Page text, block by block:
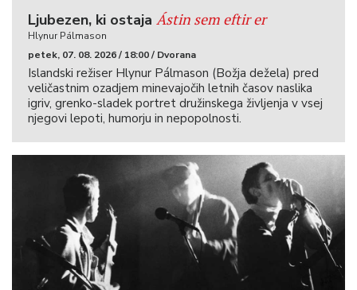
Ljubezen, ki ostaja Ástin sem eftir er
Hlynur Pálmason
petek, 07. 08. 2026 / 18:00 / Dvorana
Islandski režiser Hlynur Pálmason (Božja dežela) pred
veličastnim ozadjem minevajočih letnih časov naslika
igriv, grenko-sladek portret družinskega življenja v vsej
njegovi lepoti, humorju in nepopolnosti.